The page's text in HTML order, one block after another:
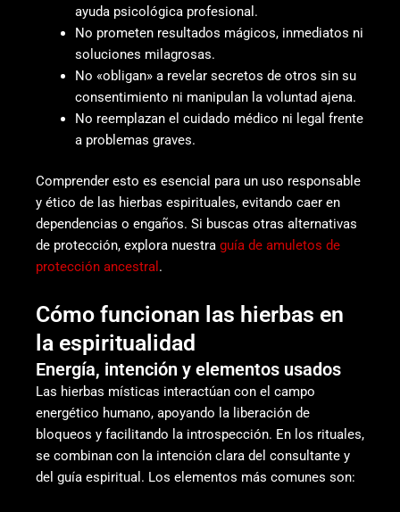
ayuda psicológica profesional.
No prometen resultados mágicos, inmediatos ni
soluciones milagrosas.
No «obligan» a revelar secretos de otros sin su
consentimiento ni manipulan la voluntad ajena.
No reemplazan el cuidado médico ni legal frente
a problemas graves.
Comprender esto es esencial para un uso responsable
y ético de las hierbas espirituales, evitando caer en
dependencias o engaños. Si buscas otras alternativas
de protección, explora nuestra guía de amuletos de
protección ancestral .
Cómo funcionan las hierbas en
la espiritualidad
Energía, intención y elementos usados
Las hierbas místicas interactúan con el campo
energético humano, apoyando la liberación de
bloqueos y facilitando la introspección. En los rituales,
se combinan con la intención clara del consultante y
del guía espiritual. Los elementos más comunes son: